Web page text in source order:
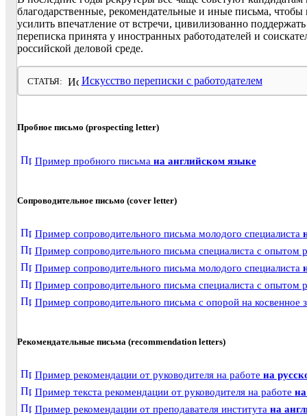
благодарственные, рекомендательные и иные письма,
усилить впечатление от встречи, цивилизованно
переписка принята у иностранных работодателей и
российской деловой среде.
СТАТЬЯ: Искусство переписки с работодателем
Пробное письмо (prospecting letter)
Пример пробного письма на английском языке
Сопроводительное письмо (cover letter)
Пример сопроводительного письма молодого специалиста
Пример сопроводительного письма специалиста с опытом
Пример сопроводительного письма молодого специалиста
Пример сопроводительного письма специалиста с опытом
Пример сопроводительного письма с опорой на косвенное
Рекомендательные письма (recommendation letters)
Пример рекомендации от руководителя на работе на
Пример текста рекомендации от руководителя на работе
Пример рекомендации от преподавателя института на